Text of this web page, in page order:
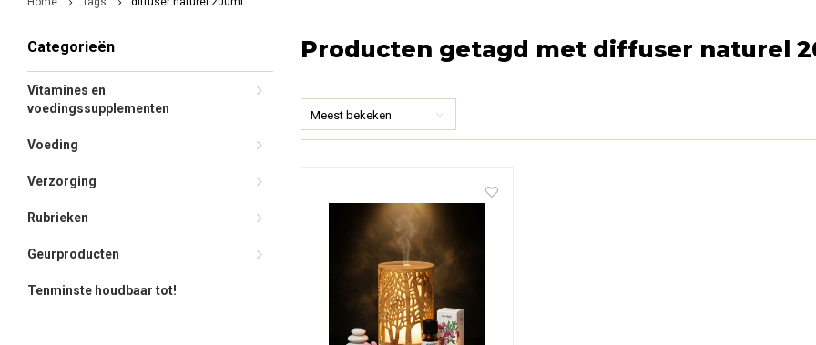
Categorieën
Vitamines en
voedingssupplementen
Voeding
Verzorging
Rubrieken
Geurproducten
Tenminste houdbaar tot!
Producten getagd met diffuser naturel
Meest bekeken